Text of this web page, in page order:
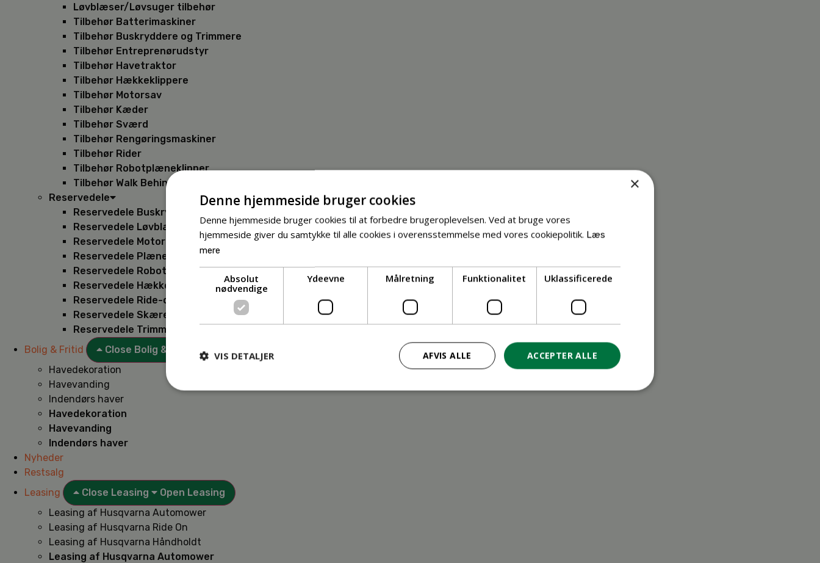
Løvblæser/Løvsuger tilbehør
Tilbehør Batterimaskiner
Tilbehør Buskryddere og Trimmere
Tilbehør Entreprenørudstyr
Tilbehør Havetraktor
Tilbehør Hækkeklippere
Tilbehør Motorsav
Tilbehør Kæder
Tilbehør Sværd
Tilbehør Rengøringsmaskiner
Tilbehør Rider
Tilbehør Robotplæneklipper
Tilbehør Walk Behind
Reservedele
Reservedele Buskryddere
Reservedele Løvblæsere
Reservedele Motorsave
Reservedele Plæneklippere
Reservedele Robotplæneklippere
Reservedele Hækkeklippere
Reservedele Ride-on
Reservedele Skæremaskiner
Reservedele Trimmere
Bolig & Fritid
Close Bolig & Fritid
Havedekoration
Havevanding
Indendørs haver
Havedekoration
Havevanding
Indendørs haver
Nyheder
Restsalg
Leasing
Close Leasing
Open Leasing
Leasing af Husqvarna Automower
Leasing af Husqvarna Ride On
Leasing af Husqvarna Håndholdt
Leasing af Husqvarna Automower
×
Denne hjemmeside bruger cookies
Denne hjemmeside bruger cookies til at forbedre brugeroplevelsen. Ved at bruge vores
hjemmeside giver du samtykke til alle cookies i overensstemmelse med vores cookiepolitik. Læs
mere
Absolut
nødvendige
Ydeevne Målretning Funktionalitet Uklassificerede
ACCEPTER ALLE
AFVIS ALLE
VIS DETALJER